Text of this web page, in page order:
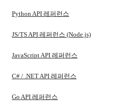
Python API 레퍼런스
JS/TS API 레퍼런스 (Node.js)
JavaScript API 레퍼런스
C# / .NET API 레퍼런스
Go API 레퍼런스